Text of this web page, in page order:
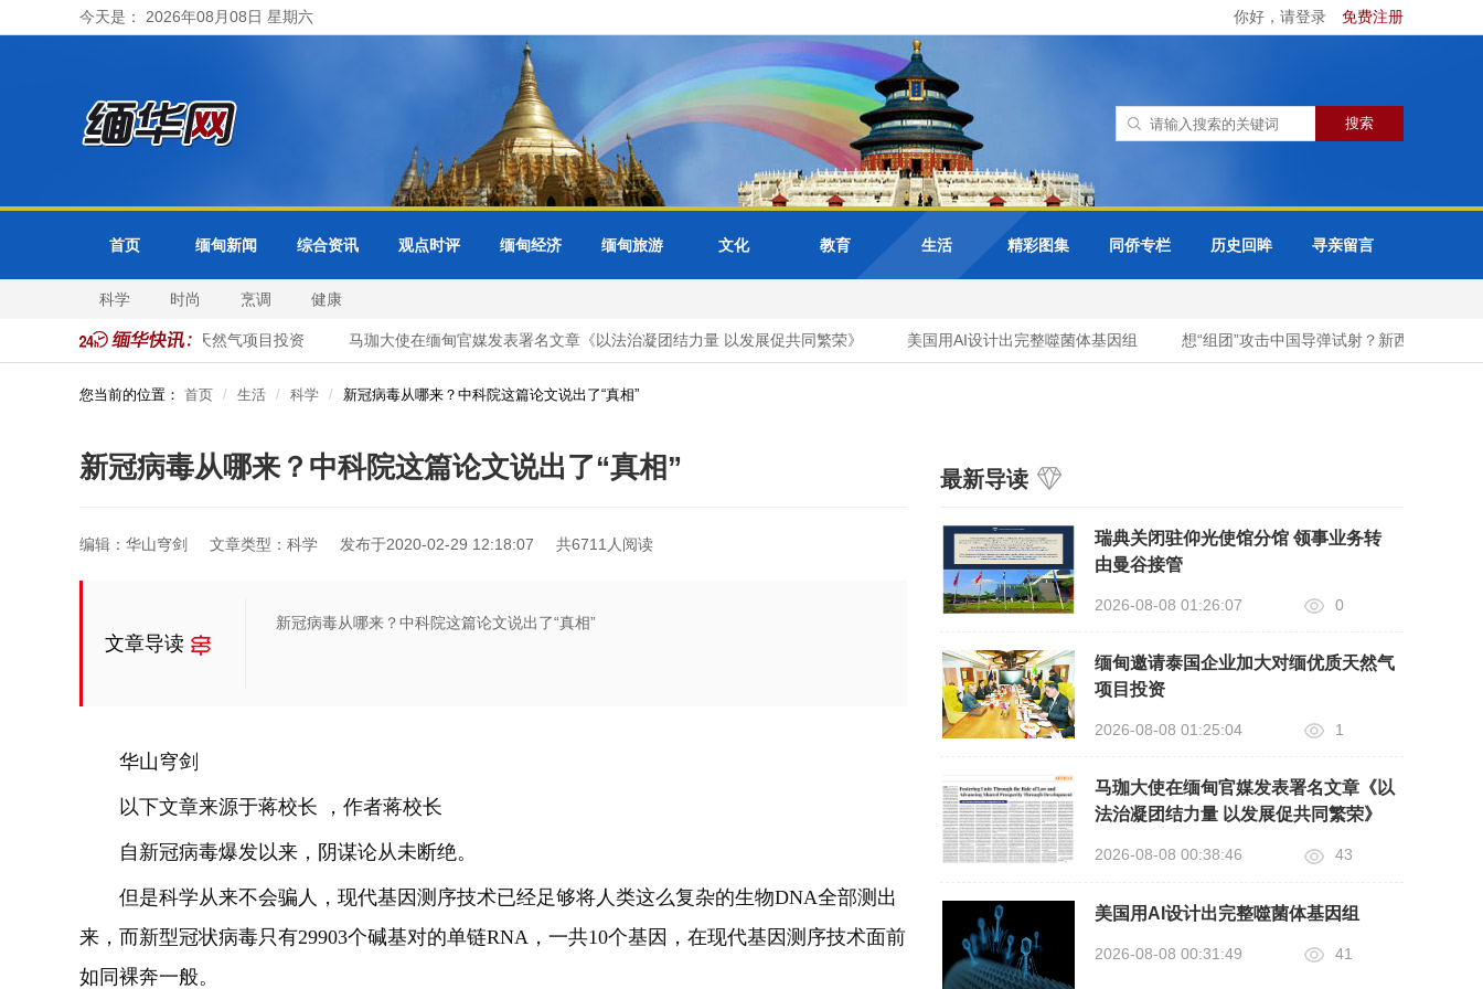
今天是： 2026年08月08日 星期六 你好，请登录 免费注册
首页 缅甸新闻 综合资讯 观点时评 缅甸经济 缅甸旅游 文化 教育 生活 精彩图集 同侨专栏 历史回眸 寻亲留言
科学 时尚 烹调 健康
泰国企业加大对缅优质天然气项目投资 马珈大使在缅甸官媒发表署名文章《以法治凝团结力量 以发展促共同繁荣》 美国用AI设计出完整噬菌体基因组 想“组团”攻击中国导弹试射？新西兰外长自取其
您当前的位置： 首页 生活 科学 新冠病毒从哪来？中科院这篇论文说出了“真相”
新冠病毒从哪来？中科院这篇论文说出了“真相”
编辑：华山穹剑 文章类型：科学 发布于2020-02-29 12:18:07 共6711人阅读
文章导读
新冠病毒从哪来？中科院这篇论文说出了“真相”
华山穹剑
以下文章来源于蒋校长 ，作者蒋校长
自新冠病毒爆发以来，阴谋论从未断绝。
但是科学从来不会骗人，现代基因测序技术已经足够将人类这么复杂的生物DNA全部测出
来，而新型冠状病毒只有29903个碱基对的单链RNA，一共10个基因，在现代基因测序技术面前
如同裸奔一般。
最新导读
瑞典关闭驻仰光使馆分馆 领事业务转
由曼谷接管
2026-08-08 01:26:07 0
缅甸邀请泰国企业加大对缅优质天然气
项目投资
2026-08-08 01:25:04 1
马珈大使在缅甸官媒发表署名文章《以
法治凝团结力量 以发展促共同繁荣》
2026-08-08 00:38:46 43
美国用AI设计出完整噬菌体基因组
2026-08-08 00:31:49 41